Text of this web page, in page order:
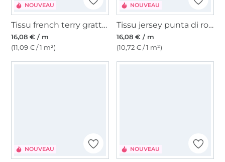
NOUVEAU
Tissu french terry gratté Big Hearts, baie
16,08 € / m
(11,09 € / 1 m²)
NOUVEAU
Tissu jersey punta di roma romanite Flora, bleu foncé
16,08 € / m
(10,72 € / 1 m²)
NOUVEAU NOUVEAU